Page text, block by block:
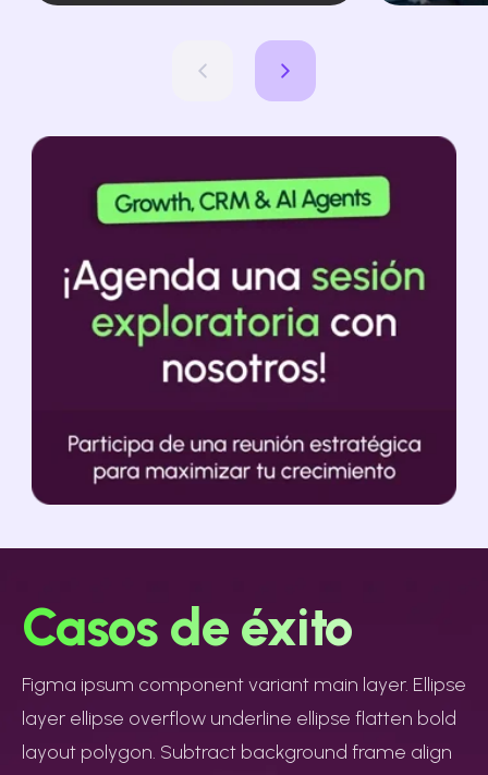
Casos de éxito
Figma ipsum component variant main layer. Ellipse
layer ellipse overflow underline ellipse flatten bold
layout polygon. Subtract background frame align